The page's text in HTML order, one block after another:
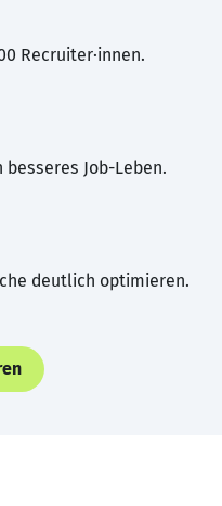
Recruiter·innen.
Job-Leben.
deutlich optimieren.